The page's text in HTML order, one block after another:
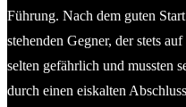
Führung. Nach dem guten
stehenden Gegner, der stets
selten gefährlich und mussten
durch einen eiskalten